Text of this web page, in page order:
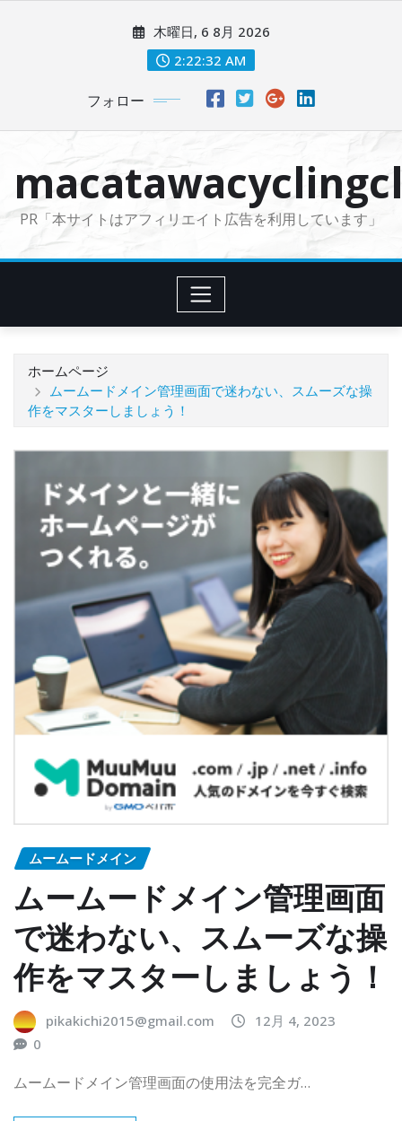
に
木曜日, 6 8月 2026
2:22:34 AM
フォロー
PR「本サイトはアフィリエイト広告を利用しています」
ホームページ
ムームードメイン管理画面で迷わない、スムーズな操
作をマスターしましょう！
ムームードメイン
ムームードメイン管理画面
で迷わない、スムーズな操
作をマスターしましょう！
pikakichi2015@gmail.com
12月 4, 2023
0
ムームードメイン管理画面の使用法を完全ガ…